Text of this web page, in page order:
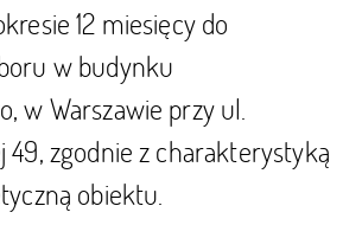
12 miesięcy do
w budynku
w Warszawie przy ul.
49, zgodnie z charakterystyką
obiektu.